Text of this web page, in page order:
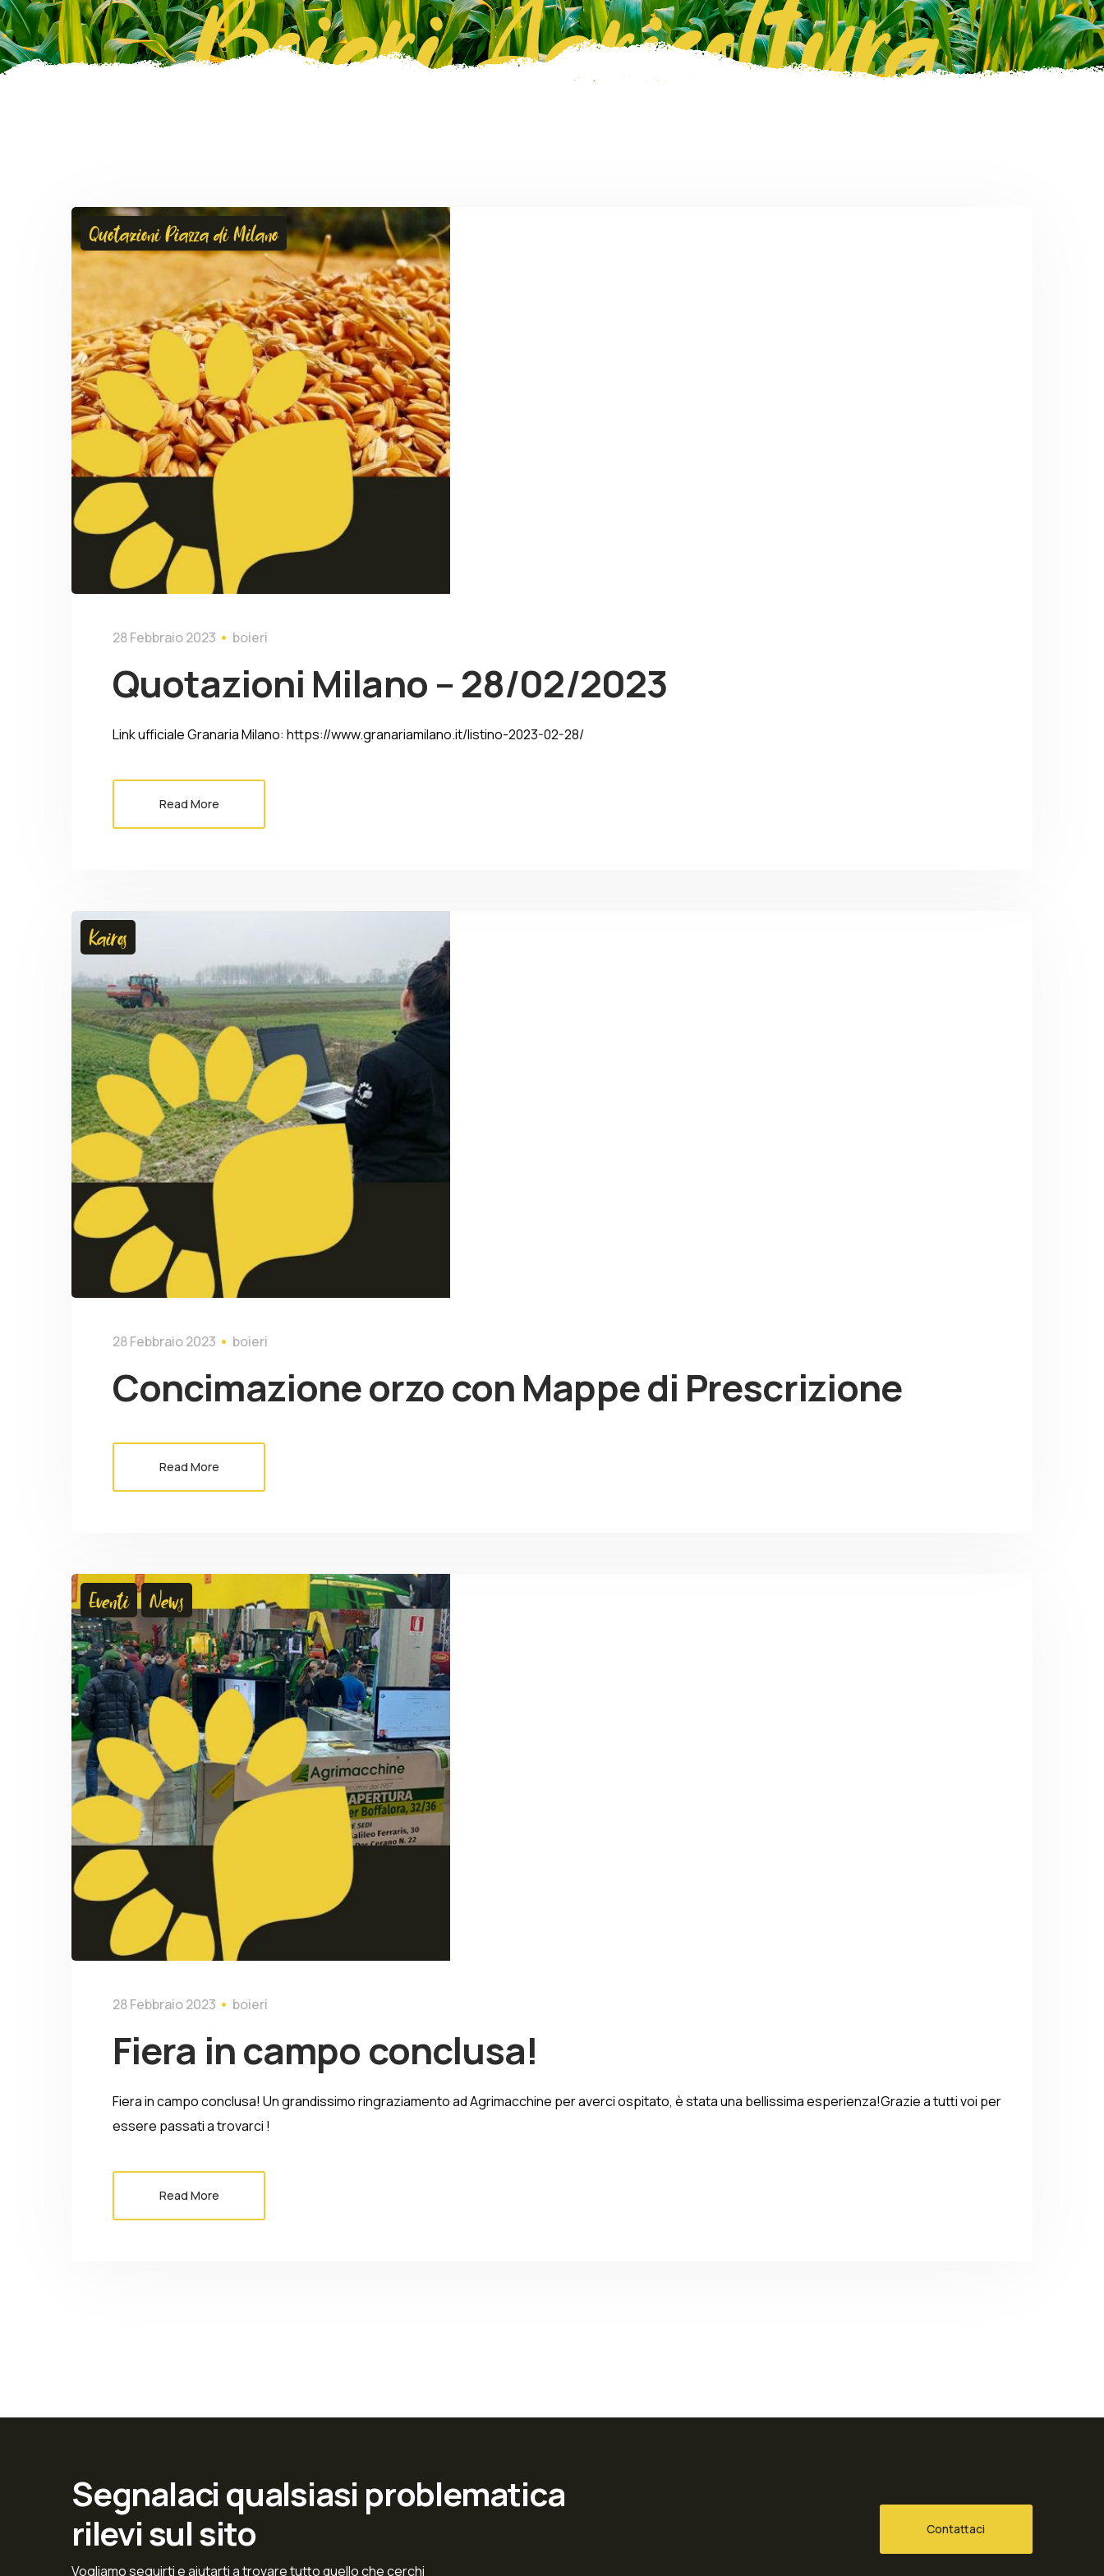
Boieri Agricoltura
Quotazioni Piazza di Milano
28 Febbraio 2023 boieri
Quotazioni Milano – 28/02/2023
Link ufficiale Granaria Milano: https://www.granariamilano.it/listino-2023-02-28/
Read More
Kairos
28 Febbraio 2023 boieri
Concimazione orzo con Mappe di Prescrizione
Read More
Eventi News
28 Febbraio 2023 boieri
Fiera in campo conclusa!
Fiera in campo conclusa! Un grandissimo ringraziamento ad Agrimacchine per averci ospitato, è stata una bellissima esperienza!Grazie a tutti voi per
essere passati a trovarci !
Read More
Segnalaci qualsiasi problematica
rilevi sul sito
Vogliamo seguirti e aiutarti a trovare tutto quello che cerchi
Contattaci